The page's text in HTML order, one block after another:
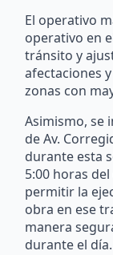
El operativo
operativo en
tránsito y
afectaciones
zonas con
Asimismo, se
de Av.
durante esta
5:00 horas
permitir la
obra en ese
manera
durante el día.